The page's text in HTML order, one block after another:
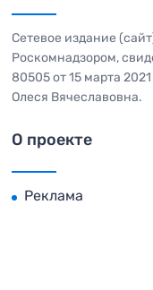
Сетевое издание
Роскомнадзором,
80505 от 15 марта
Олеся Вячеславовна.
О проекте
Реклама